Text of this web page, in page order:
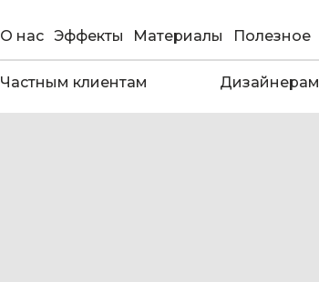
О нас Эффекты Материалы Полезное
Частным клиентам Дизайнерам